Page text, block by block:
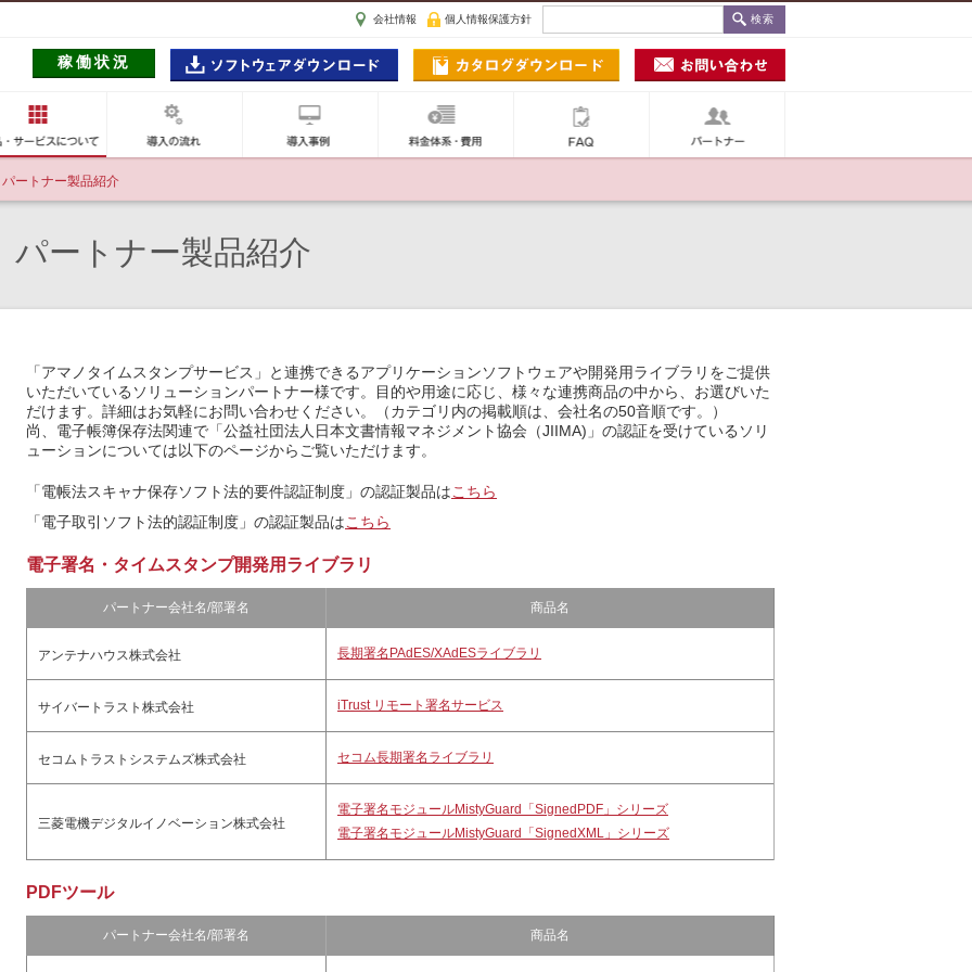
会社情報 個人情報保護方針
マノセキュアジャパン
稼働状況
製品・サービスについて
パートナー製品紹介
パートナー製品紹介
「アマノタイムスタンプサービス」と連携できるアプリケーションソフトウェアや開発用ライブラリをご提供
いただいているソリューションパートナー様です。目的や用途に応じ、様々な連携商品の中から、お選びいた
だけます。詳細はお気軽にお問い合わせください。（カテゴリ内の掲載順は、会社名の50音順です。）
尚、電子帳簿保存法関連で「公益社団法人日本文書情報マネジメント協会（JIIMA)」の認証を受けているソリ
ューションについては以下のページからご覧いただけます。
「電帳法スキャナ保存ソフト法的要件認証制度」の認証製品はこちら
「電子取引ソフト法的認証制度」の認証製品はこちら
電子署名・タイムスタンプ開発用ライブラリ
パートナー会社名/部署名 商品名
アンテナハウス株式会社 長期署名PAdES/XAdESライブラリ
サイバートラスト株式会社 iTrust リモート署名サービス
セコムトラストシステムズ株式会社 セコム長期署名ライブラリ
三菱電機デジタルイノベーション株式会社
電子署名モジュールMistyGuard「SignedPDF」シリーズ
電子署名モジュールMistyGuard「SignedXML」シリーズ
PDFツール
パートナー会社名/部署名 商品名